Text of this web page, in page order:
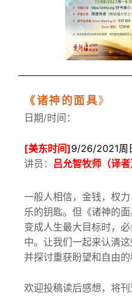
《诸神的面具》
日期/时间：
[美东时间]9/26/2021周
讲员： 吕允智牧师（译者
一般人相信，金钱，权
乐的钥匙。但《诸神的
变成人生最大目标时，
中。让我们一起来认清
并探讨重获盼望和自由的
欢迎投稿读后感想，将